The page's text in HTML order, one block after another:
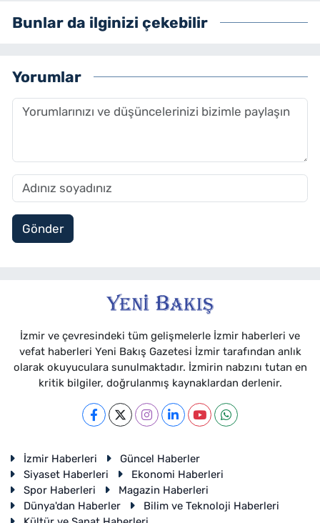
Bunlar da ilginizi çekebilir
Yorumlar
Gönder
İzmir ve çevresindeki tüm gelişmelerle İzmir haberleri ve
vefat haberleri Yeni Bakış Gazetesi İzmir tarafından anlık
olarak okuyuculara sunulmaktadır. İzmirin nabzını tutan en
kritik bilgiler, doğrulanmış kaynaklardan derlenir.
İzmir Haberleri
Güncel Haberler
Siyaset Haberleri
Ekonomi Haberleri
Spor Haberleri
Magazin Haberleri
Dünya'dan Haberler
Bilim ve Teknoloji Haberleri